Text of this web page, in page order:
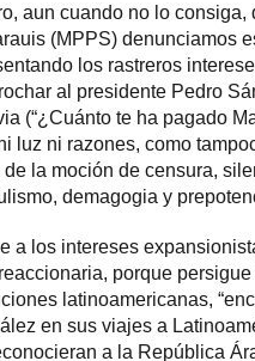
aun cuando no lo consiga,
(MPPS) denunciamos
los rastreros
al presidente Pedro
(“¿Cuánto te ha pagado
luz ni razones, como
la moción de censura,
demagogia y
a los intereses
porque
latinoamericanas,
en sus viajes a
a la República